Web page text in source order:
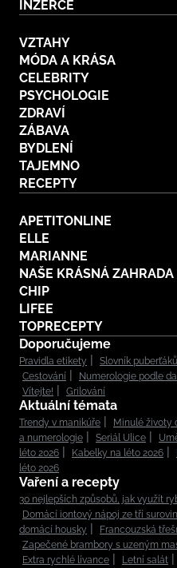
INZERCE
VZTAHY
MÓDA A KRÁSA
CELEBRITY
PSYCHOLOGIE
ZDRAVÍ
ZÁBAVA
BYDLENÍ
TAJEMNO
RECEPTY
APETITONLINE
ELLE
MARIANNE
NAŠE KRÁSNÁ ZAHRADA
CHIP
LIFEE
TOPRECEPTY
Doporučujeme
Pravidla etikety Slovník puberťáků
Cestování
Numerologie podle
Vítejte!
Grilování
Aktuální témata
Trendy v manikúře Minulé životy
a numerologie
Seriál Ulice
léto 2026
Kabelky na léto 2026
léto 2026
Vaření a recepty
30 nejlepších způsobů, jak využít
Domácí iontový nápoj ze tří surovin
domácí housky
Francouzská
Zapečené brambory s uzeným
Extra rychlé lívance
Letní salát